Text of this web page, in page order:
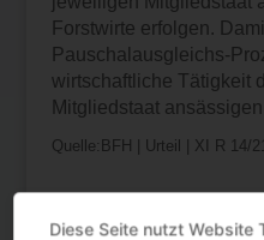
Forstwirte erfolgen.
Pauschalausgleichs-
wirtschaftliche Tätigkeit
Mitgliedstaat
Quelle:BFH | Urteil | XI R 14/
Diese Seite nutzt Website